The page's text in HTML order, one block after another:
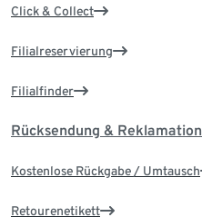
Click & Collect
Filialreservierung
Filialfinder
Rücksendung & Reklamation
Kostenlose Rückgabe / Umtausch
Retourenetikett